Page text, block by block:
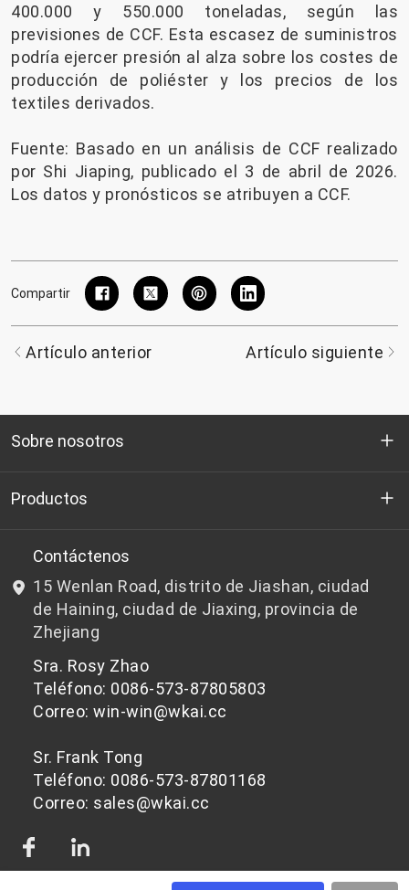
400.000 y 550.000 toneladas, según las
previsiones de CCF. Esta escasez de suministros
podría ejercer presión al alza sobre los costes de
producción de poliéster y los precios de los
textiles derivados.
Fuente: Basado en un análisis de CCF realizado
por Shi Jiaping, publicado el 3 de abril de 2026.
Los datos y pronósticos se atribuyen a CCF.
Compartir
Artículo anterior Artículo siguiente
Sobre nosotros
Quienes somos
I+D
Noticias y Eventos
política de privacidad
Productos
Chips de PET aptos para botellas
Chips de PET que no son aptos para botellas
Contáctenos
15 Wenlan Road, distrito de Jiashan, ciudad
de Haining, ciudad de Jiaxing, provincia de
Zhejiang
Sra. Rosy Zhao
Teléfono: 0086-573-87805803
Correo: win-win@wkai.cc
Sr. Frank Tong
Teléfono: 0086-573-87801168
Correo: sales@wkai.cc